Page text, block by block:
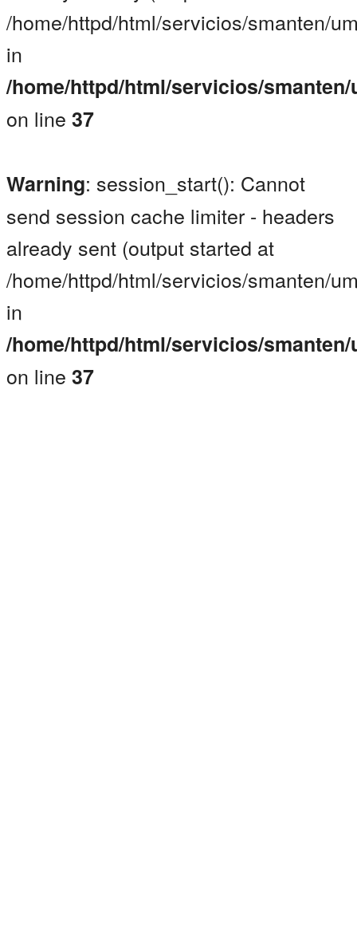
/home/httpd/html/servicios/smanten/
in
/home/httpd/html/servicios/
on line 37
Warning: session_start(): Cannot
send session cache limiter - headers
already sent (output started at
/home/httpd/html/servicios/smanten/
in
/home/httpd/html/servicios/
on line 37